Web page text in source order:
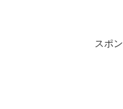
スポ